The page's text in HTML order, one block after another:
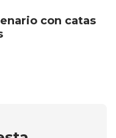
con catas